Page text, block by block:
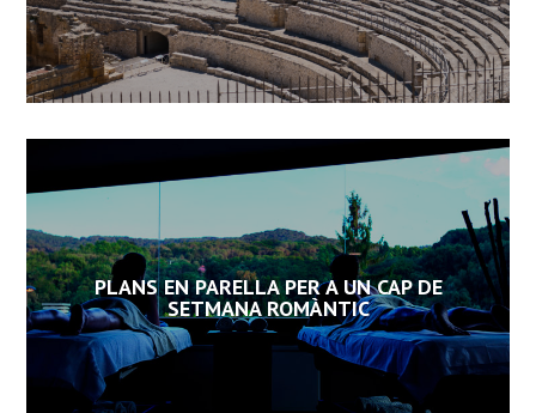
PLANS EN PARELLA PER A UN CAP DE
SETMANA ROMÀNTIC